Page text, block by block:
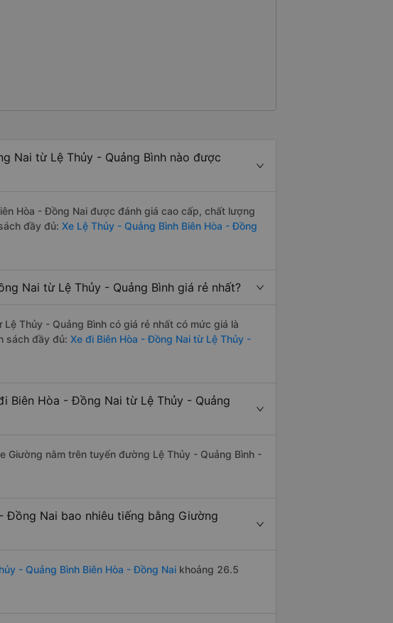
Nai từ Lệ Thủy - Quảng Bình nào được
Hòa - Đồng Nai được đánh giá cao cấp, chất lượng
đầy đủ: Xe Lệ Thủy - Quảng Bình Biên Hòa - Đồng
Nai từ Lệ Thủy - Quảng Bình giá rẻ nhất?
Thủy - Quảng Bình có giá rẻ nhất có mức giá là
sách đầy đủ: Xe đi Biên Hòa - Đồng Nai từ Lệ Thủy -
Biên Hòa - Đồng Nai từ Lệ Thủy - Quảng
Giường nằm trên tuyến đường Lệ Thủy - Quảng Bình -
Đồng Nai bao nhiêu tiếng bằng Giường
- Quảng Bình Biên Hòa - Đồng Nai khoảng 26.5